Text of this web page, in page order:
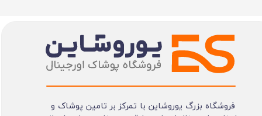
فروشگاه بزرگ یوروشاین با تمرکز بر تامین پوشاک و